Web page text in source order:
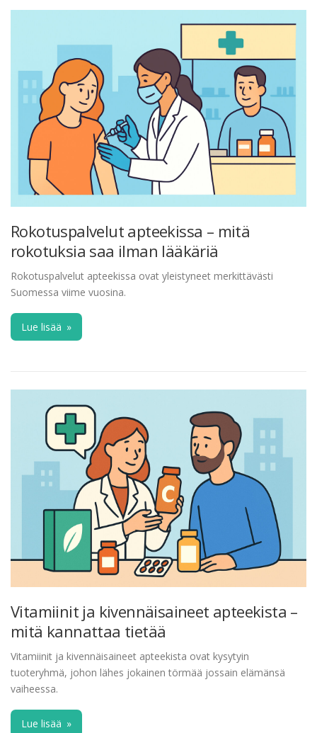
Rokotuspalvelut apteekissa – mitä
rokotuksia saa ilman lääkäriä
Rokotuspalvelut apteekissa ovat yleistyneet merkittävästi
Suomessa viime vuosina.
Lue lisää »
Vitamiinit ja kivennäisaineet apteekista –
mitä kannattaa tietää
Vitamiinit ja kivennäisaineet apteekista ovat kysytyin
tuoteryhmä, johon lähes jokainen törmää jossain elämänsä
vaiheessa.
Lue lisää »